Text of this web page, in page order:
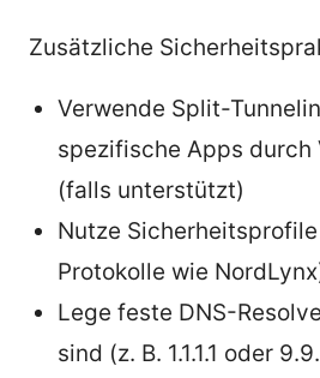
Zusätzliche
Verwende Split-
spezifische Apps durch
(falls unterstützt)
Nutze
Protokolle wie
Lege feste DNS-
sind (z. B. 1.1.1.1 oder